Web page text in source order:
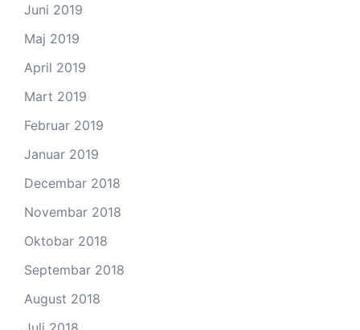
Juni 2019
Maj 2019
April 2019
Mart 2019
Februar 2019
Januar 2019
Decembar 2018
Novembar 2018
Oktobar 2018
Septembar 2018
August 2018